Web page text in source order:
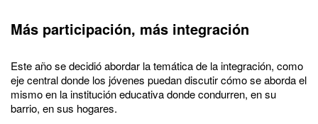
Más participación, más integración
Este año se decidió abordar la temática de la integración, como
eje central donde los jóvenes puedan discutir cómo se aborda el
mismo en la institución educativa donde condurren, en su
barrio, en sus hogares.